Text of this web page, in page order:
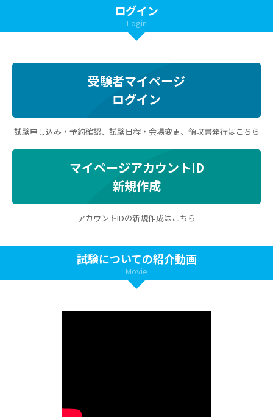
ログイン
Login
受験者マイページ
ログイン
試験申し込み・予約確認、試験日程・会場変更、領収書発行はこちら
マイページアカウントID
新規作成
アカウントIDの新規作成はこちら
試験についての紹介動画
Movie